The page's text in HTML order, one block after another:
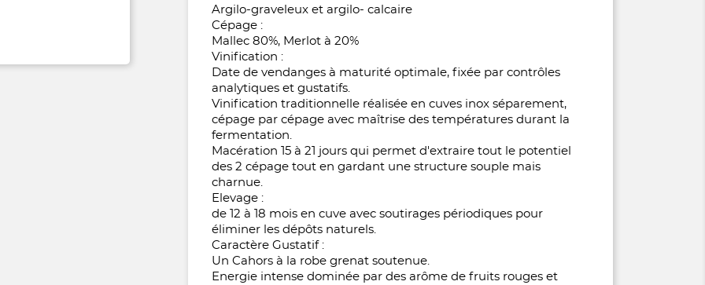
Argilo-graveleux et argilo- calcaire
Cépage :
Mallec 80%, Merlot à 20%
Vinification :
Date de vendanges à maturité optimale, fixée par contrôles
analytiques et gustatifs.
Vinification traditionnelle réalisée en cuves inox séparement,
cépage par cépage avec maîtrise des températures durant la
fermentation.
Macération 15 à 21 jours qui permet d'extraire tout le potentiel
des 2 cépage tout en gardant une structure souple mais
charnue.
Elevage :
de 12 à 18 mois en cuve avec soutirages périodiques pour
éliminer les dépôts naturels.
Caractère Gustatif :
Un Cahors à la robe grenat soutenue.
Energie intense dominée par des arôme de fruits rouges et